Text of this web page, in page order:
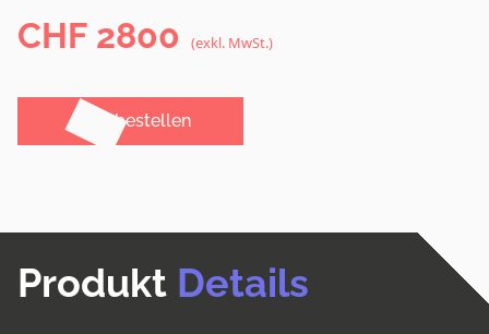
CHF 2800 (exkl. MwSt.)
Jetzt bestellen
Produkt Details